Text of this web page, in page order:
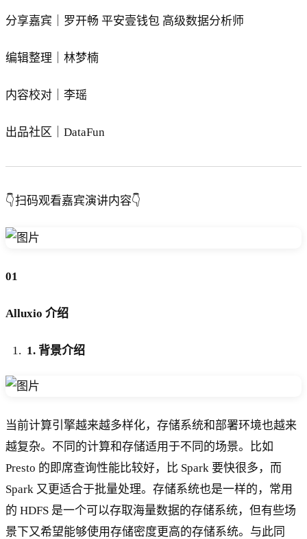
分享嘉宾｜罗开畅 平安壹钱包 高级数据分析师
编辑整理｜林梦楠
内容校对｜李瑶
出品社区｜DataFun
👇扫码观看嘉宾演讲内容👇
01
Alluxio 介绍
1. 背景介绍
当前计算引擎越来越多样化，存储系统和部署环境也越来
越复杂。不同的计算和存储适用于不同的场景。比如
Presto 的即席查询性能比较好，比 Spark 要快很多，而
Spark 又更适合于批量处理。存储系统也是一样的，常用
的 HDFS 是一个可以存取海量数据的存储系统，但有些场
景下又希望能够使用存储密度更高的存储系统。与此同